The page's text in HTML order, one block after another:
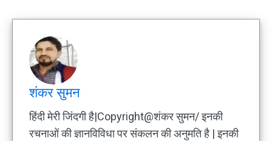
शंकर सुमन
हिंदी मेरी जिंदगी है|Copyright@शंकर सुमन/ इनकी
रचनाओं की ज्ञानविविधा पर संकलन की अनुमति है | इनकी